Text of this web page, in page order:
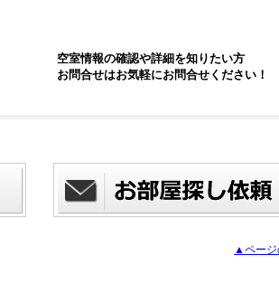
空室情報の確認や詳細を知りたい方
お問合せはお気軽にお問合せください！
▲ページ